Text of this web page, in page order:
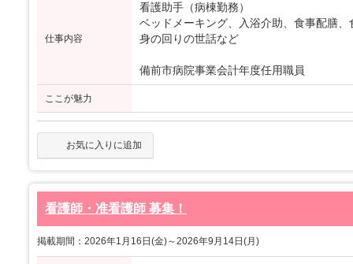
仕事内容
看護助手（病棟勤務）
ベッドメーキング、入浴介助、食事配膳、
身の回りの世話など
備前市病院事業会計年度任用職員
ここが魅力
お気に入りに追加
看護師・准看護師 募集！
掲載期間：2026年1月16日(金)～2026年9月14日(月)